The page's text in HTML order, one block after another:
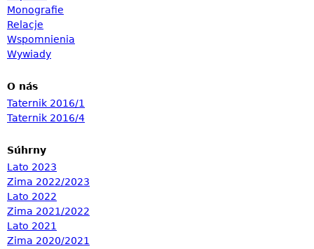
Monografie
Relacje
Wspomnienia
Wywiady
O nás
Taternik 2016/1
Taternik 2016/4
Súhrny
Lato 2023
Zima 2022/2023
Lato 2022
Zima 2021/2022
Lato 2021
Zima 2020/2021